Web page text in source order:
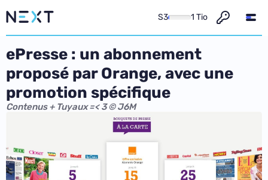
S3 1 Tio
ePresse : un abonnement
proposé par Orange, avec une
promotion spécifique
Contenus + Tuyaux =< 3 © J6M